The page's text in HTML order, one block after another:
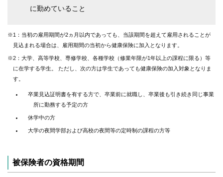
に勤めていること
※1：当初の雇用期間が2ヵ月以内であっても、当該期間を超えて雇用されることが
見込まれる場合は、雇用期間の当初から健康保険に加入となります。
※2：大学、高等学校、専修学校、各種学校（修業年限が1年以上の課程に限る）等
に在学する学生。 ただし、次の方は学生であっても健康保険の加入対象となりま
す。
卒業見込証明書を有する方で、卒業前に就職し、卒業後も引き続き同じ事業
所に勤務する予定の方
休学中の方
大学の夜間学部および高校の夜間等の定時制の課程の方等
被保険者の資格期間